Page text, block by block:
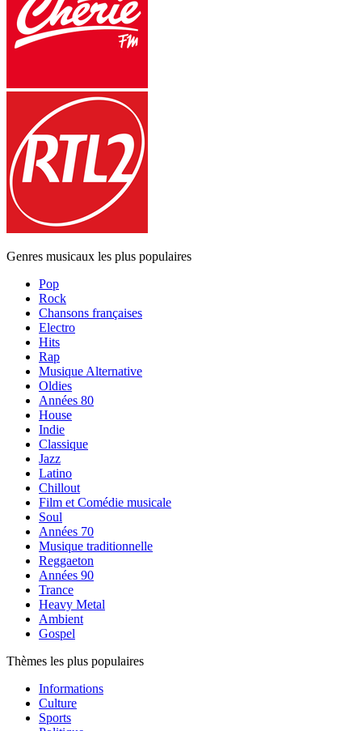
Genres musicaux les plus populaires
Pop
Rock
Chansons françaises
Electro
Hits
Rap
Musique Alternative
Oldies
Années 80
House
Indie
Classique
Jazz
Latino
Chillout
Film et Comédie musicale
Soul
Années 70
Musique traditionnelle
Reggaeton
Années 90
Trance
Heavy Metal
Ambient
Gospel
Thèmes les plus populaires
Informations
Culture
Sports